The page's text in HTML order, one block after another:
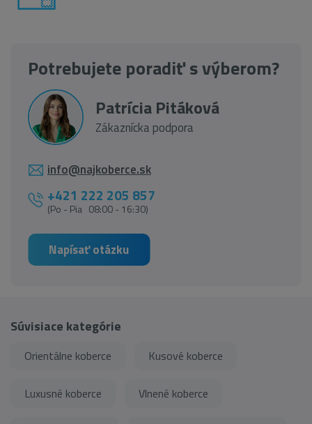
Potrebujete poradiť s výberom?
Patrícia Pitáková
Zákaznícka podpora
info@najkoberce.sk
+421 222 205 857
(Po - Pia 08:00 - 16:30)
Napísať otázku
Súvisiace kategórie
Orientálne koberce Kusové koberce
Luxusné koberce Vlnené koberce